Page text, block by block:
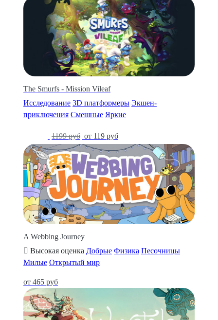
The Smurfs - Mission Vileaf
Исследование 3D платформеры Экшен-
приключения Смешные Яркие
1199 руб от 119 руб
A Webbing Journey
Высокая оценка Добрые Физика Песочницы
Милые Открытый мир
от 465 руб